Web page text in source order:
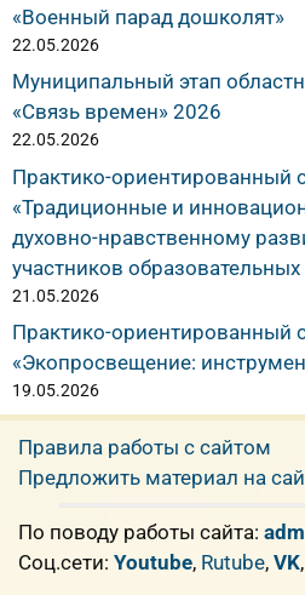
«Военный парад дошколят»
22.05.2026
Муниципальный этап
«Связь времен» 2026
22.05.2026
Практико-ориентированный
«Традиционные и
духовно-нравственному
участников
21.05.2026
Практико-ориентированный
«Экопросвещение:
19.05.2026
Правила работы с сайтом
Предложить материал на
По поводу работы сайта:
Cоц.сети: Youtube, Rutube, VK,